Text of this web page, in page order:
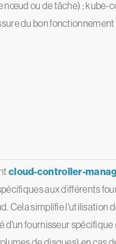
nœud ou de tâche) ; kube-
du bon fonctionnement
cloud-controller-
aux différents
Cela simplifie l'utilisation
d'un fournisseur spécifique